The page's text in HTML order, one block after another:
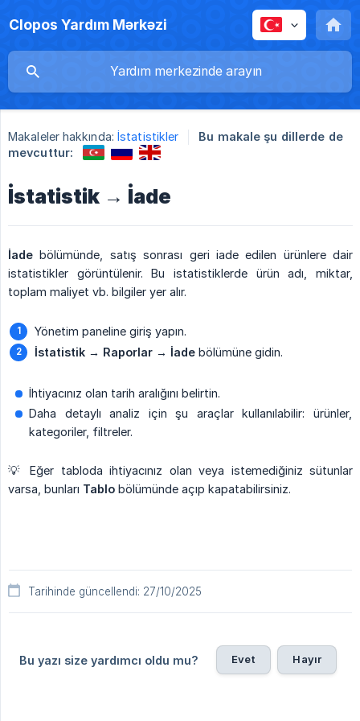
Clopos Yardım Mərkəzi
Makaleler hakkında: İstatistikler
Bu makale şu dillerde de
mevcuttur:
İstatistik → İade
İade bölümünde, satış sonrası geri iade edilen ürünlere dair
istatistikler görüntülenir. Bu istatistiklerde ürün adı, miktar,
toplam maliyet vb. bilgiler yer alır.
Yönetim paneline giriş yapın.
İstatistik → Raporlar → İade bölümüne gidin.
İhtiyacınız olan tarih aralığını belirtin.
Daha detaylı analiz için şu araçlar kullanılabilir: ürünler,
kategoriler, filtreler.
💡 Eğer tabloda ihtiyacınız olan veya istemediğiniz sütunlar
varsa, bunları Tablo bölümünde açıp kapatabilirsiniz.
Tarihinde güncellendi: 27/10/2025
Bu yazı size yardımcı oldu mu? Evet Hayır